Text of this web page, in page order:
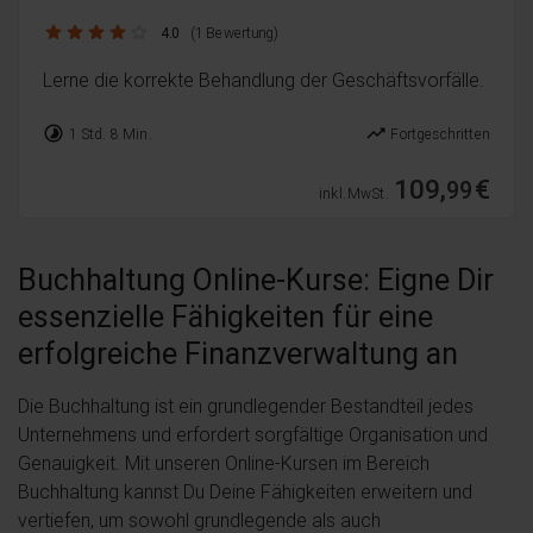
4.0 / 5 4.0 (1 Bewertung)
Lerne die korrekte Behandlung der Geschäftsvorfälle.
timelapse 1 Std. 8 Min. trending_up Fortgeschritten
inkl. MwSt. 109,99€
Buchhaltung Online-Kurse: Eigne Dir
essenzielle Fähigkeiten für eine
erfolgreiche Finanzverwaltung an
Die Buchhaltung ist ein grundlegender Bestandteil jedes
Unternehmens und erfordert sorgfältige Organisation und
Genauigkeit. Mit unseren Online-Kursen im Bereich
Buchhaltung kannst Du Deine Fähigkeiten erweitern und
vertiefen, um sowohl grundlegende als auch